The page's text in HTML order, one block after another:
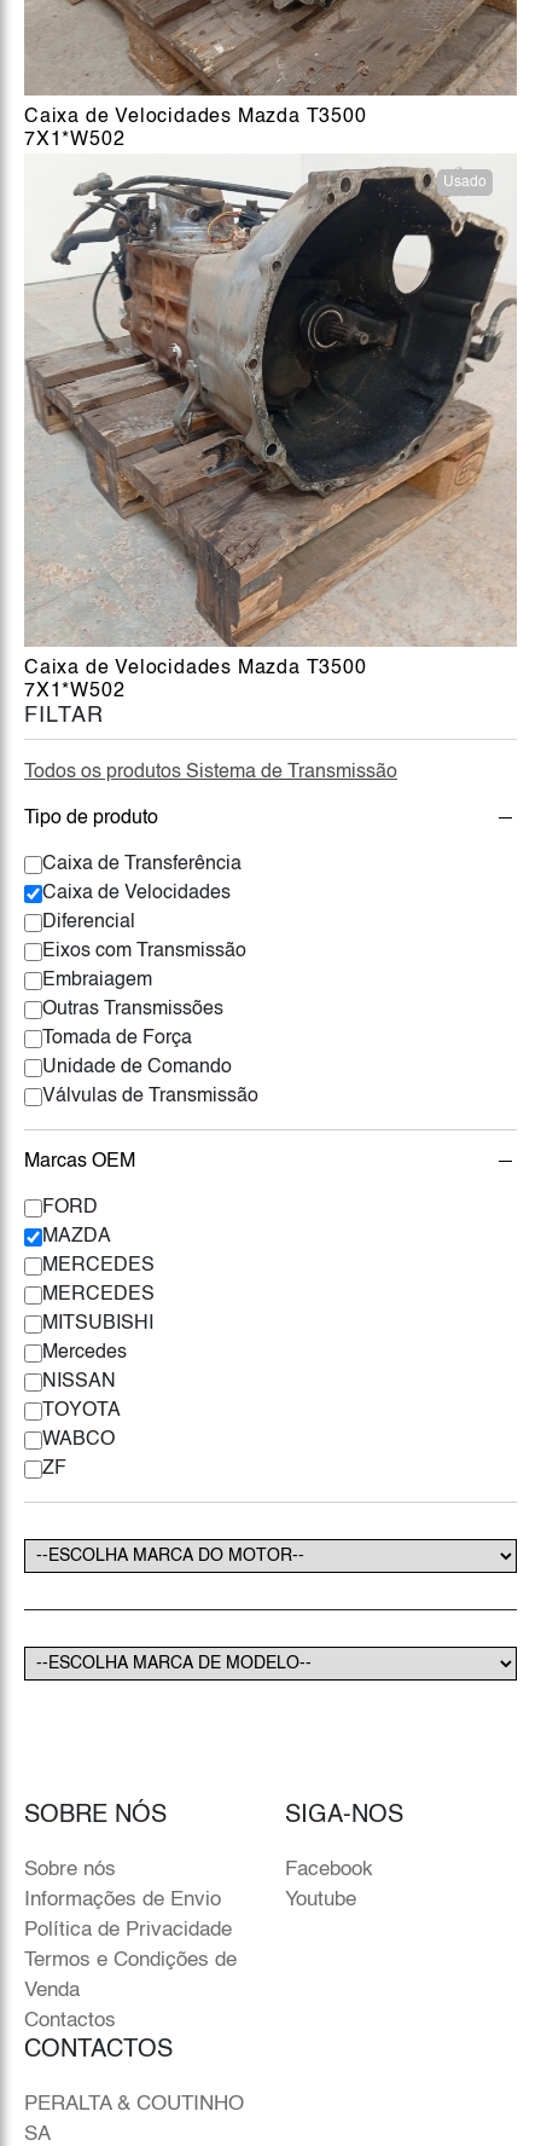
FILTAR
Todos os produtos Sistema de Transmissão
Tipo de produto
Caixa de Transferência
Caixa de Velocidades
Diferencial
Eixos com Transmissão
Embraiagem
Outras Transmissões
Tomada de Força
Unidade de Comando
Válvulas de Transmissão
Marcas OEM
FORD
MAZDA
MERCEDES
MERCEDES
MITSUBISHI
Mercedes
NISSAN
TOYOTA
WABCO
ZF
Caixa de Velocidades Mazda T3500
7X1*W502
Usado
Caixa de Velocidades Mazda T3500
7X1*W502
SOBRE NÓS
Sobre nós
Informações de Envio
Política de Privacidade
Termos e Condições de
Venda
Contactos
SIGA-NOS
Facebook
Youtube
CONTACTOS
PERALTA & COUTINHO
SA